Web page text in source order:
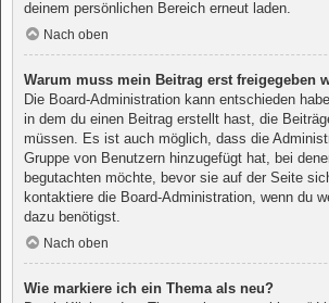
deinem persönlichen Bereich erneut laden.
Nach oben
Warum muss mein Beitrag erst freigegeben
Die Board-Administration kann entschieden
in dem du einen Beitrag erstellt hast, die
müssen. Es ist auch möglich, dass die
Gruppe von Benutzern hinzugefügt hat, bei
begutachten möchte, bevor sie auf der Seite
kontaktiere die Board-Administration, wenn du
dazu benötigst.
Nach oben
Wie markiere ich ein Thema als neu?